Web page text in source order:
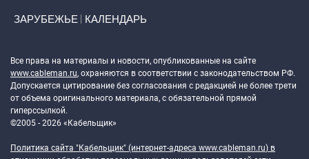
ЗАРУБЕЖЬЕ КАЛЕНДАРЬ
Все права на материалы и новости, опубликованные на сайте
www.cableman.ru, охраняются в соответствии с законодательством РФ.
Допускается цитирование без согласования с редакцией не более трети
от объема оригинального материала, с обязательной прямой
гиперссылкой.
©2005 - 2026 «Кабельщик»
Политика сайта "Кабельщик" (интернет-адреса www.cableman.ru) в